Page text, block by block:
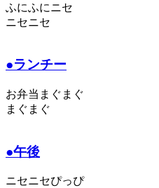
ふにふにニセ
ニセニセ
●ランチー
お弁当まぐまぐ
まぐまぐ
●午後
ニセニセぴっぴ